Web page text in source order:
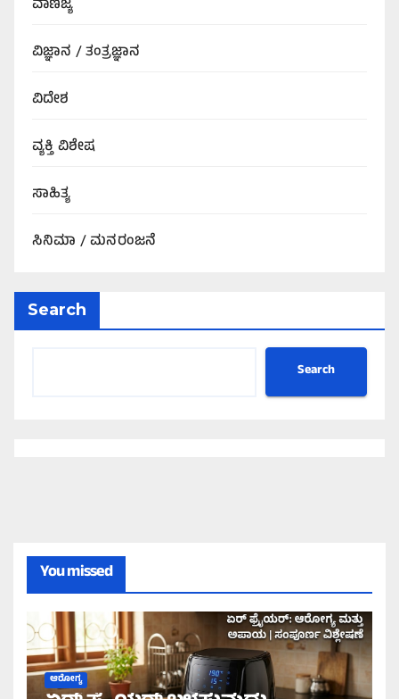
ವಾಣಿಜ್ಯ
ವಿಜ್ಞಾನ / ತಂತ್ರಜ್ಞಾನ
ವಿದೇಶ
ವ್ಯಕ್ತಿ ವಿಶೇಷ
ಸಾಹಿತ್ಯ
ಸಿನಿಮಾ / ಮನರಂಜನೆ
Search
Search
You missed
ಆರೋಗ್ಯ